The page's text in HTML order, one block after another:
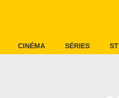
CINÉMA SÉRIES